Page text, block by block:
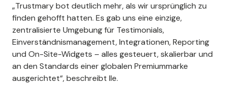
„Trustmary bot deutlich mehr, als wir ursprünglich zu
finden gehofft hatten. Es gab uns eine einzige,
zentralisierte Umgebung für Testimonials,
Einverständnismanagement, Integrationen, Reporting
und On-Site-Widgets – alles gesteuert, skalierbar und
an den Standards einer globalen Premiummarke
ausgerichtet“, beschreibt Ile.